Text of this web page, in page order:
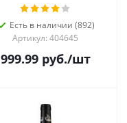
Есть в наличии (892)
Артикул: 404645
999.99руб./шт